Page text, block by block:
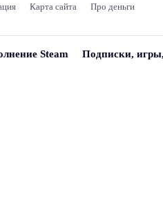
Карта сайта Про деньги
Steam Подписки,